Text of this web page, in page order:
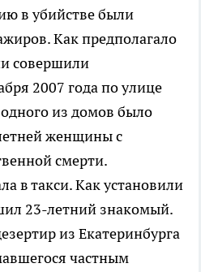
в убийстве были
Как предполагало
совершили
2007 года по улице
из домов было
женщины с
смерти.
в такси. Как установили
23-летний знакомый.
из Екатеринбурга
частным